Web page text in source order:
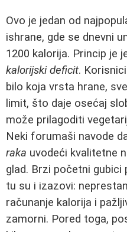
Ovo je jedan od
ishrane, gde se dnevni
1200 kalorija. Princip je
kalorijski deficit.
bilo koja vrsta hrane,
limit, što daje osećaj
može prilagoditi
Neki forumaši navode
raka uvodeći kvalitetne
glad. Brzi početni gubici
tu su i izazovi:
računanje kalorija i
zamorni. Pored toga,